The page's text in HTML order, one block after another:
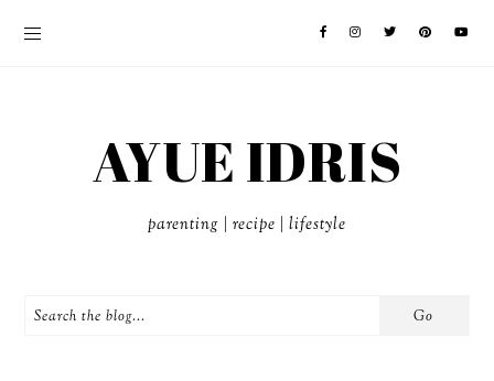
AYUE IDRIS
parenting | recipe | lifestyle